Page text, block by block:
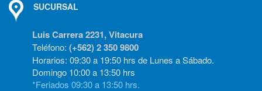
SUCURSAL
Luis Carrera 2231, Vitacura
Teléfono: (+562) 2 350 9800
Horarios: 09:30 a 19:50 hrs de Lunes a Sábado.
Domingo 10:00 a 13:50 hrs
*Feriados 09:30 a 13:50 hrs.